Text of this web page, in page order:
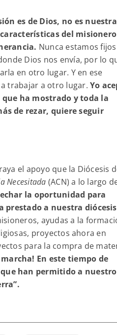
es de Dios, no es
del
Nunca estamos
Dios nos envía, por lo
en otro lugar. Y en ese
a trabajar a otro lugar.Yo
ha mostrado y toda la
de rezar, quiere seguir
el apoyo que la Diócesis
Necesitada (ACN) a lo largo
la oportunidad para
prestado a nuestra
ayudas a la
proyectos ahora en
para la compra de
En este tiempo de
han permitido a nuestro